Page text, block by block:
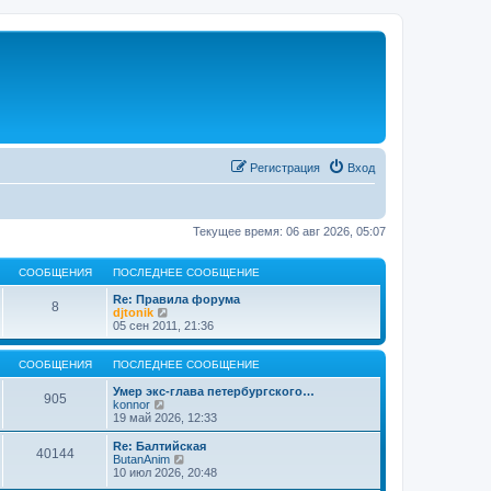
Вход
Регистрация
Текущее время: 06 авг 2026, 05:07
СООБЩЕНИЯ ПОСЛЕДНЕЕ СООБЩЕНИЕ
8
Re: Правила форума
djtonik
е
р
е
й
т
и
п
о
с
л
е
05 сен 2011, 21:36
СООБЩЕНИЯ ПОСЛЕДНЕЕ СООБЩЕНИЕ
905
Умер экс-глава петербургского…
konnor
е
р
е
й
т
19 май 2026, 12:33
40144
Re: Балтийская
ButanAnim
е
10 июл 2026, 20:48